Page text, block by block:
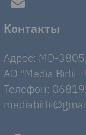
Контакты
Адрес: MD-
AO "Media Birlii -
Телефон: